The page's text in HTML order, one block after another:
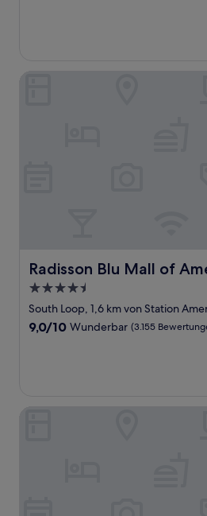
Radisson Blu Mall of
Radisson Blu Mall of America
4.5-
Sterne-
Unterkunft
South Loop, 1,6 km von Station
9.0
9,0/10 Wunderbar (3.155